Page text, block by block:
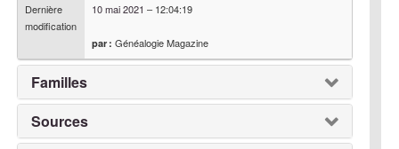
Dernière
modification
10 mai 2021 – 12:04:19
par : Généalogie Magazine
Familles
Sources